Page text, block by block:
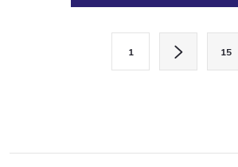
k
1 15